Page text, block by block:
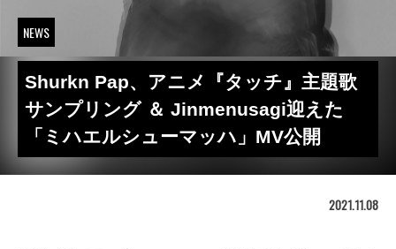
NEWS
Shurkn Pap、アニメ『タッチ』主題歌
サンプリング ＆ Jinmenusagi迎えた
「ミハエルシューマッハ」MV公開
2021.11.08